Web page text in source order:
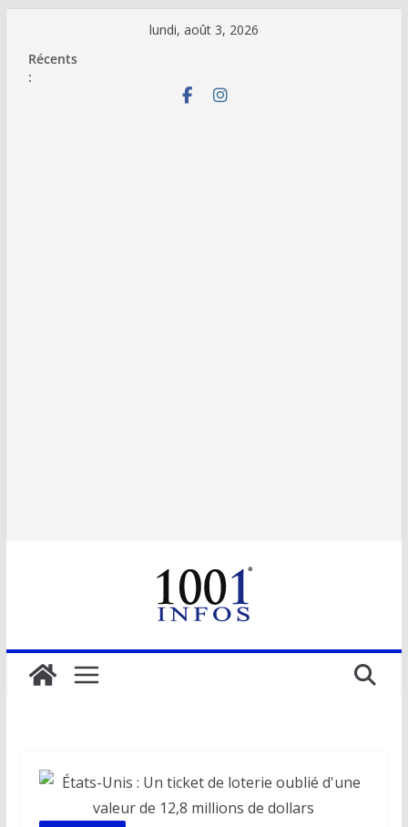
contenu
lundi, août 3, 2026
Récents
: